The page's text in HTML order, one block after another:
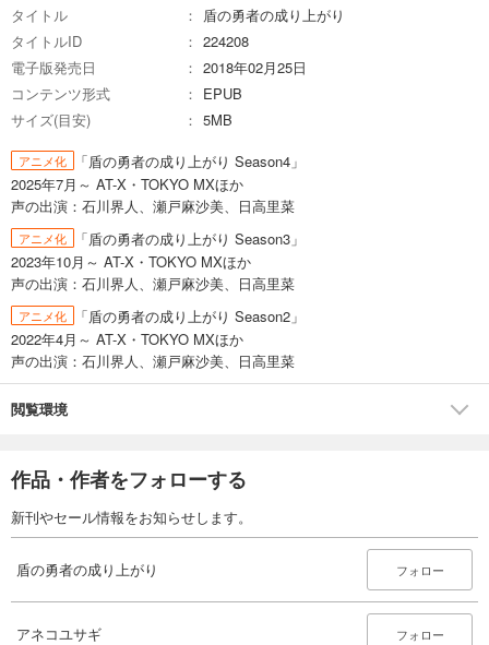
タイトル
盾の勇者の成り上がり
タイトルID
224208
電子版発売日
2018年02月25日
コンテンツ形式
EPUB
サイズ(目安)
5MB
アニメ化
「盾の勇者の成り上がり Season4」
2025年7月～ AT-X・TOKYO MXほか
声の出演：石川界人、瀬戸麻沙美、日高里菜
アニメ化
「盾の勇者の成り上がり Season3」
2023年10月～ AT-X・TOKYO MXほか
声の出演：石川界人、瀬戸麻沙美、日高里菜
アニメ化
「盾の勇者の成り上がり Season2」
2022年4月～ AT-X・TOKYO MXほか
声の出演：石川界人、瀬戸麻沙美、日高里菜
閲覧環境
作品・作者をフォローする
新刊やセール情報をお知らせします。
盾の勇者の成り上がり フォロー
アネコユサギ フォロー